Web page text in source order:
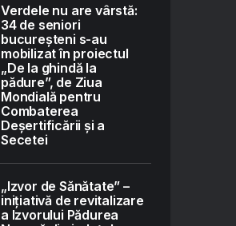
Verdele nu are vârstă:
34 de seniori
bucureșteni s-au
mobilizat în proiectul
„De la ghindă la
pădure”, de Ziua
Mondială pentru
Combaterea
Deșertificării și a
Secetei
„Izvor de Sănătate” –
inițiativă de revitalizare
a Izvorului Pădurea